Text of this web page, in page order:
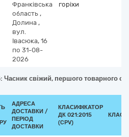
Франківська
область ,
Долина ,
вул.
Івасюка, 16
по 31-08-
2026
горіхи
Часник свіжий, першого товарного
АДРЕСА
ДОСТАВКИ /
ПЕРІОД
ДОСТАВКИ
КЛАСИФІКАТОР
ДК 021:2015
(CPV)